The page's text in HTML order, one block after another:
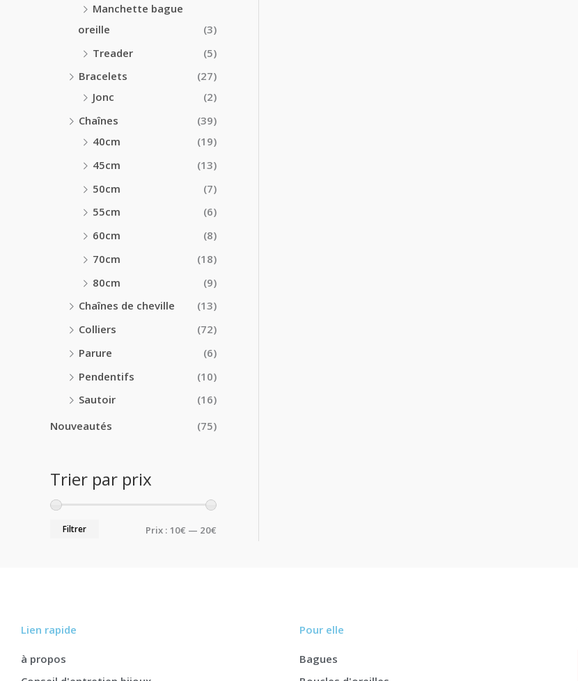
Manchette bague
oreille
(3)
Treader
(5)
Bracelets
(27)
Jonc
(2)
Chaînes
(39)
40cm
(19)
45cm
(13)
50cm
(7)
55cm
(6)
60cm
(8)
70cm
(18)
80cm
(9)
Chaînes de cheville
(13)
Colliers
(72)
Parure
(6)
Pendentifs
(10)
Sautoir
(16)
Nouveautés
(75)
Trier par prix
Filtrer Prix : 10€ — 20€
Lien rapide
à propos
Pour elle
Bagues